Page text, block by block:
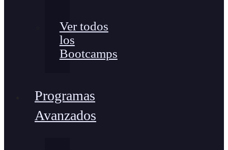
Ver todos
los
Bootcamps
Programas
Avanzados